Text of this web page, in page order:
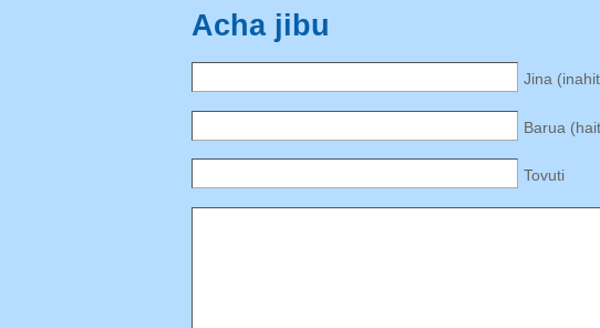
Acha jibu
Jina
Barua
Tovuti